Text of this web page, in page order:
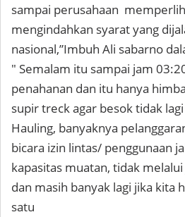
sampai perusahaan
mengindahkan syarat yang
nasional,”Imbuh Ali sabarno
" Semalam itu sampai jam
penahanan dan itu hanya
supir treck agar besok tidak
Hauling, banyaknya
bicara izin lintas/ penggunaan
kapasitas muatan, tidak
dan masih banyak lagi jika kita
satu